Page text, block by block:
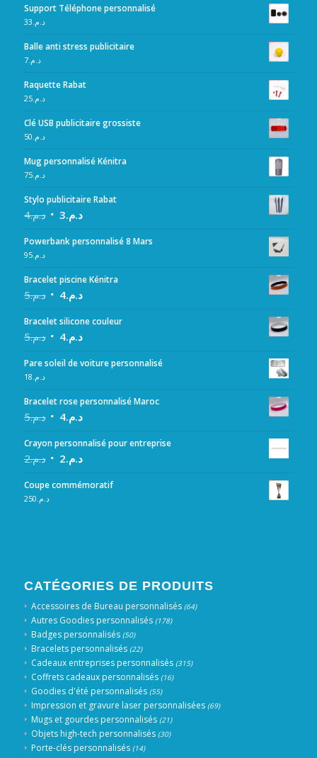
Support Téléphone personnalisé
د.م.33
Balle anti stress publicitaire
د.م.7
Raquette Rabat
د.م.25
Clé USB publicitaire grossiste
د.م.50
Mug personnalisé Kénitra
د.م.75
Stylo publicitaire Rabat
د.م.4 د.م.3
Powerbank personnalisé 8 Mars
د.م.95
Bracelet piscine Kénitra
د.م.5 د.م.4
Bracelet silicone couleur
د.م.5 د.م.4
Pare soleil de voiture personnalisé
د.م.18
Bracelet rose personnalisé Maroc
د.م.5 د.م.4
Crayon personnalisé pour entreprise
د.م.2 د.م.2
Coupe commémoratif
د.م.250
CATÉGORIES DE PRODUITS
Accessoires de Bureau personnalisés (64)
Autres Goodies personnalisés (178)
Badges personnalisés (50)
Bracelets personnalisés (22)
Cadeaux entreprises personnalisés (315)
Coffrets cadeaux personnalisés (16)
Goodies d'été personnalisés (55)
Impression et gravure laser personnalisées (69)
Mugs et gourdes personnalisés (21)
Objets high-tech personnalisés (30)
Porte-clés personnalisés (14)